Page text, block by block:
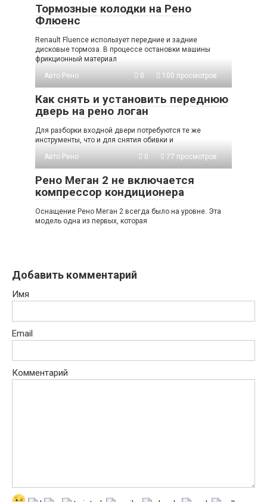
Тормозные колодки на Рено
Флюенс
Renault Fluence использует передние и задние
дисковые тормоза. В процессе остановки машины
фрикционный материал
Авто Рено
0 100 просмотров
Как снять и установить переднюю
дверь на рено логан
Для разборки входной двери потребуются те же
инструменты, что и для снятия обивки и
Авто Рено
0 77 просмотров
Рено Меган 2 не включается
компрессор кондиционера
Оснащение Рено Меган 2 всегда было на уровне. Эта
модель одна из первых, которая
Добавить комментарий
Имя
Email
Комментарий